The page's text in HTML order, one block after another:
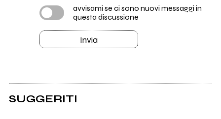
avvisami se ci sono nuovi messaggi in
questa discussione
Invia
SUGGERITI